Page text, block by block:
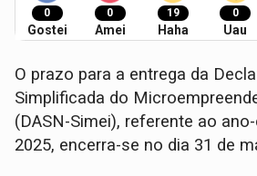
0
Gostei
0
Amei
19
Haha
0
Uau
O prazo para a entrega da
Simplificada do
(DASN-Simei), referente ao
2025, encerra-se no dia 31 de